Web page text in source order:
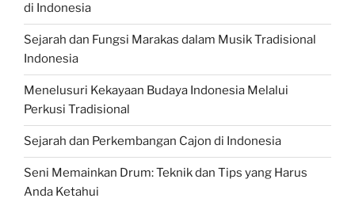
di Indonesia
Sejarah dan Fungsi Marakas dalam Musik Tradisional
Indonesia
Menelusuri Kekayaan Budaya Indonesia Melalui
Perkusi Tradisional
Sejarah dan Perkembangan Cajon di Indonesia
Seni Memainkan Drum: Teknik dan Tips yang Harus
Anda Ketahui